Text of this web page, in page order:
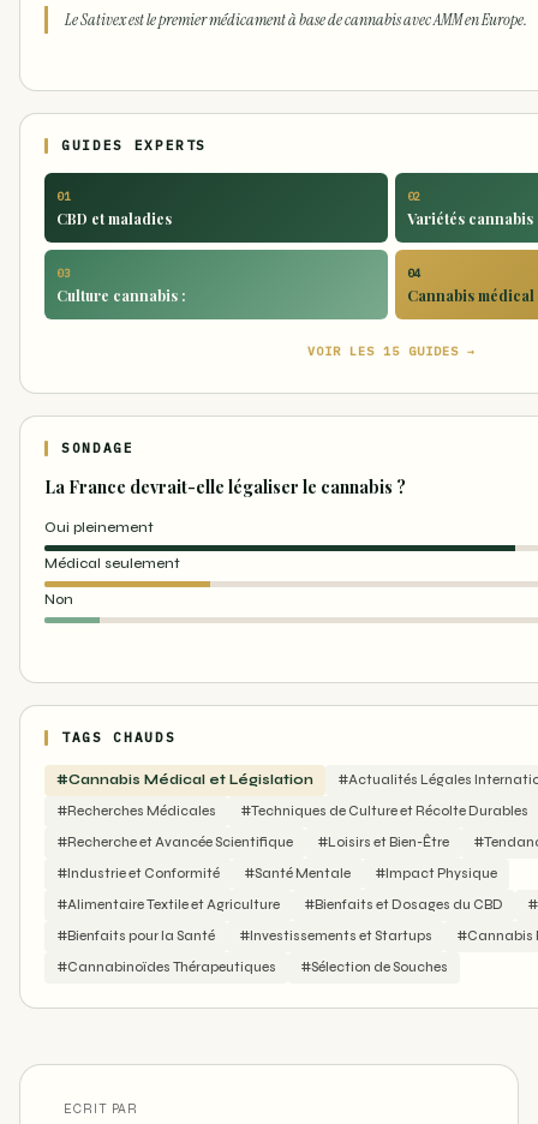
Le Sativex est le premier médicament à base de cannabis avec AMM en Europe.
GUIDES EXPERTS
01
CBD et maladies
02
Variétés cannabis
03
Culture cannabis :
04
Cannabis médical
VOIR LES 15 GUIDES →
SONDAGE
La France devrait-elle légaliser le cannabis ?
Oui pleinement
Médical seulement
Non
TAGS CHAUDS
#Cannabis Médical et Législation
#Actualités Légales
#Recherches Médicales
#Techniques de Culture et Récolte Durables
#Recherche et Avancée Scientifique
#Loisirs et Bien-Être
#Industrie et Conformité
#Santé Mentale
#Impact Physique
#Alimentaire Textile et Agriculture
#Bienfaits et Dosages du CBD
#Bienfaits pour la Santé
#Investissements et Startups
#Cannabis
#Cannabinoïdes Thérapeutiques
#Sélection de Souches
ECRIT PAR